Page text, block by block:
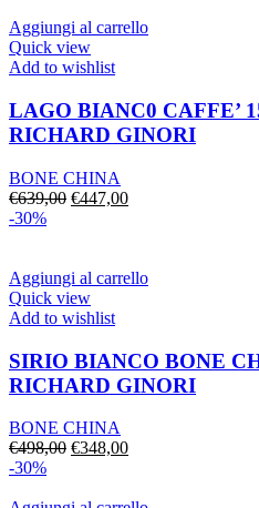
€1.290,00.€903,00.
Aggiungi al carrello
Quick view
Add to wishlist
LAGO BIANC0 CAFFE’
RICHARD GINORI
BONE CHINA
€639,00 Il
€639,00.
€447,00Il
€447,00.
-30%
Aggiungi al carrello
Quick view
Add to wishlist
SIRIO BIANCO BONE
RICHARD GINORI
BONE CHINA
€498,00 Il
€348,00Il
-30%